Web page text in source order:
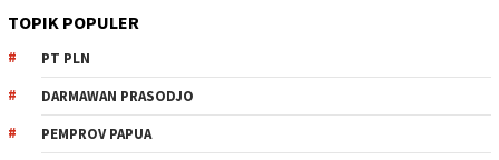
TOPIK POPULER
PT PLN
DARMAWAN PRASODJO
PEMPROV PAPUA